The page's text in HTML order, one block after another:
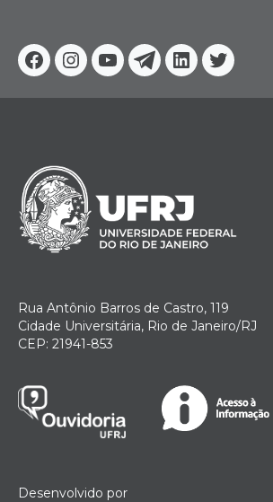
Facebook
Instagram
YoutubeTelegram
Linkedin
Twitter
Rua Antônio Barros de Castro, 119
Cidade Universitária, Rio de Janeiro/RJ
CEP: 21941-853
Desenvolvido por